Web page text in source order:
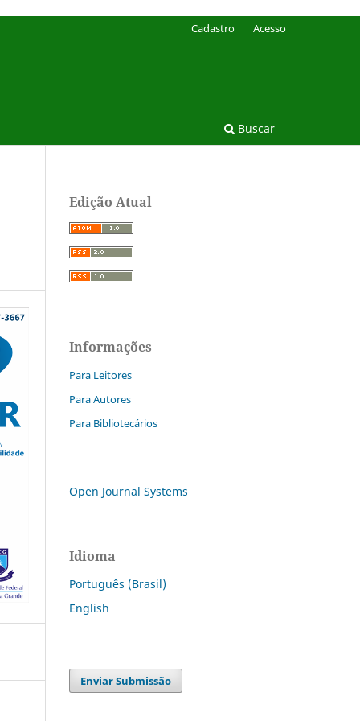
Buscar
Cadastro Acesso
Edição Atual
Informações
Para Leitores
Para Autores
Para Bibliotecários
Open Journal Systems
Idioma
Português (Brasil)
English
Enviar Submissão